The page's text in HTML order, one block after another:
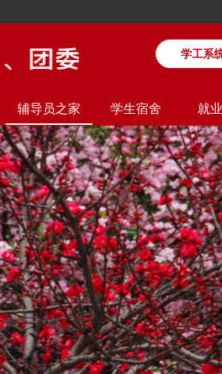
学工系
辅导员之家 学生宿舍 就